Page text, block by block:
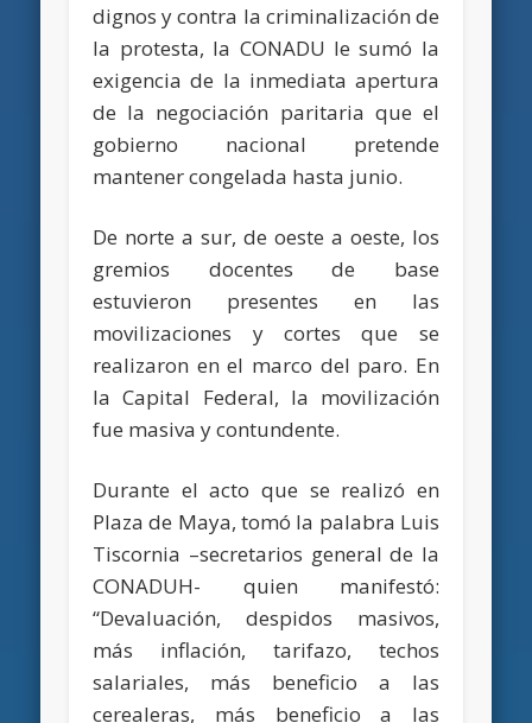
dignos y contra la criminalización de
la protesta, la CONADU le sumó la
exigencia de la inmediata apertura
de la negociación paritaria que el
gobierno nacional pretende
mantener congelada hasta junio.
De norte a sur, de oeste a oeste, los
gremios docentes de base
estuvieron presentes en las
movilizaciones y cortes que se
realizaron en el marco del paro. En
la Capital Federal, la movilización
fue masiva y contundente.
Durante el acto que se realizó en
Plaza de Maya, tomó la palabra Luis
Tiscornia –secretarios general de la
CONADUH- quien manifestó:
“Devaluación, despidos masivos,
más inflación, tarifazo, techos
salariales, más beneficio a las
cerealeras, más beneficio a las